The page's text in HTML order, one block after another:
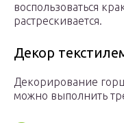
воспользоваться
растрескивается.
Декор
Декорирование
можно выполнить